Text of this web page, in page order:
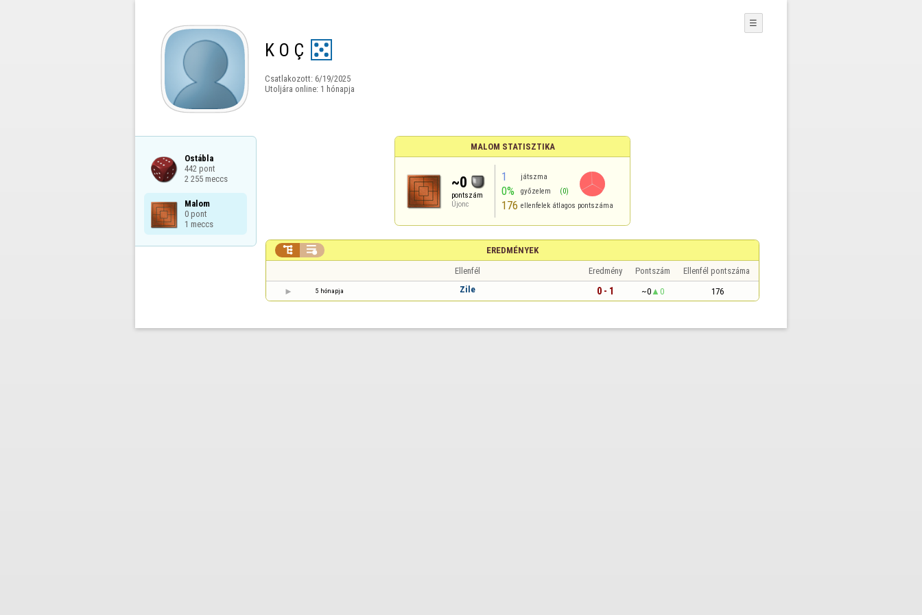
K O Ç
Csatlakozott: 6/19/2025
Utoljára online: 1 hónapja
☰
Ostábla
442 pont
2 255 meccs
Malom
0 pont
1 meccs
MALOM STATISZTIKA
~0
pontszám
Újonc
1 játszma
0% győzelem (0)
176 ellenfelek átlagos pontszáma
EREDMÉNYEK
 
Ellenfél Eredmény Pontszám Ellenfél pontszáma
5 hónapja Zile 0 - 1 ~0 0 176